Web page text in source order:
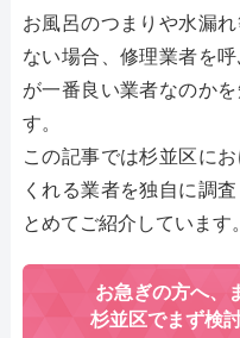
お風呂のつまりや水漏
ない場合、修理業者を
が一番良い業者なのか
す。
この記事では杉並区に
くれる業者を独自に調
とめてご紹介しています。
お急ぎの方へ、
杉並区でまず検